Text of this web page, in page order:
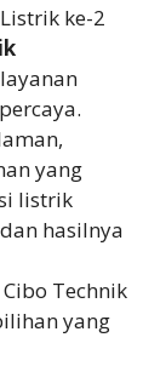
ke-2
yang
listrik
hasilnya
Technik
yang